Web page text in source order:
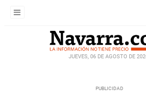
JUEVES, 06 DE AGOSTO DE